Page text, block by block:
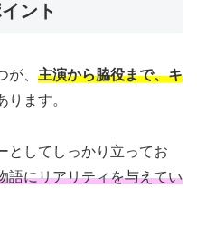
ント
が、 主演から脇役まで、キ
ります。
としてしっかり立ってお
語にリアリティを与えてい